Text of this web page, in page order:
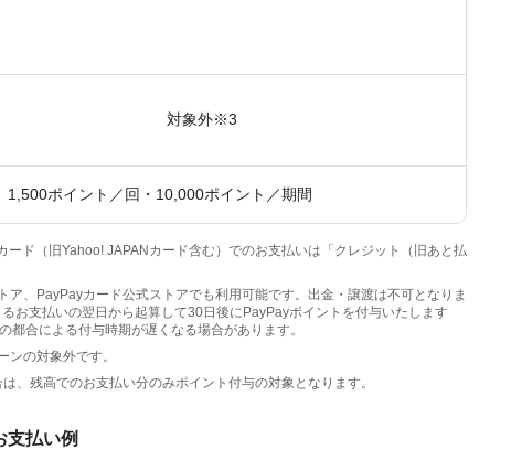
対象外※3
1,500ポイント／回・10,000ポイント／期間
ド（旧Yahoo! JAPANカード含む）でのお支払いは「クレジット（旧あと払
、PayPayカード公式ストアでも利用可能です。出金・譲渡は不可となりま
お支払いの翌日から起算して30日後にPayPayポイントを付与いたします
都合による付与時期が遅くなる場合があります。
の対象外です。
、残高でのお支払い分のみポイント付与の対象となります。
支払い例